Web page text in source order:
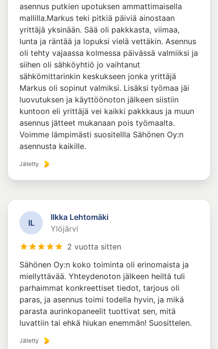
asennus putkien upotuksen ammattimaisella
mallilla.Markus teki pitkiä päiviä ainostaan
yrittäjä yksinään. Sää oli pakkkasta, viimaa,
lunta ja räntää ja lopuksi vielä vettäkin. Asennus
oli tehty vajaassa kolmessa päivässä valmiiksi ja
siihen oli sähköyhtiö jo vaihtanut
sähkömittarinkin keskukseen jonka yrittäjä
Markus oli sopinut valmiksi. Lisäksi työmaa jäi
luovutuksen ja käyttöönoton jälkeen siistiin
kuntoon eli yrittäjä vei kaikki pakkkaus ja muun
asennus jätteet mukanaan pois työmaalta.
Voimme lämpimästi suositellla Sähönen Oy:n
asennusta kaikille.
Jätetty
IL
Ilkka Lehtomäki
Ylöjärvi
2 vuotta sitten
Sähönen Oy:n koko toiminta oli erinomaista ja
miellyttävää. Yhteydenoton jälkeen heiltä tuli
parhaimmat konkreettiset tiedot, tarjous oli
paras, ja asennus toimi todella hyvin, ja mikä
parasta aurinkopaneelit tuottivat sen, mitä
luvattiin tai ehkä hiukan enemmän! Suosittelen.
Jätetty